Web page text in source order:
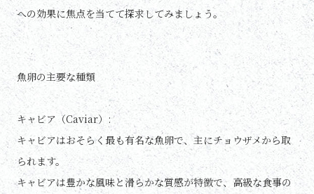
への効果に焦点を当てて探求してみましょう。
魚卵の主要な種類
キャビア（Caviar）:
キャビアはおそらく最も有名な魚卵で、主にチョウザメから取
られます。
キャビアは豊かな風味と滑らかな質感が特徴で、高級な食事の